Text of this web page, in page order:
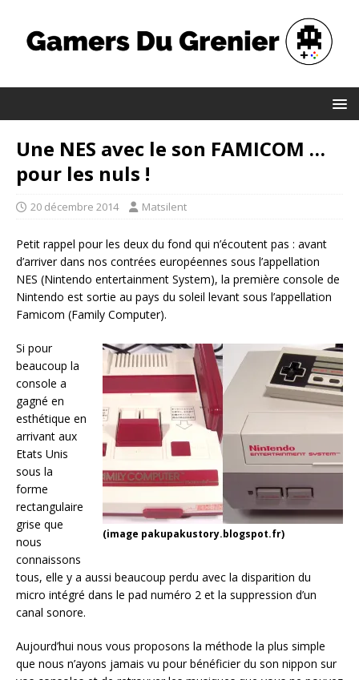
Une NES avec le son FAMICOM …
pour les nuls !
20 décembre 2014 Matsilent
Petit rappel pour les deux du fond qui n’écoutent pas : avant
d’arriver dans nos contrées européennes sous l’appellation
NES (Nintendo entertainment System), la première console de
Nintendo est sortie au pays du soleil levant sous l’appellation
Famicom (Family Computer).
(image pakupakustory.blogspot.fr)
Si pour
beaucoup la
console a
gagné en
esthétique en
arrivant aux
Etats Unis
sous la
forme
rectangulaire
grise que
nous
connaissons
tous, elle y a aussi beaucoup perdu avec la disparition du
micro intégré dans le pad numéro 2 et la suppression d’un
canal sonore.
Aujourd’hui nous vous proposons la méthode la plus simple
que nous n’ayons jamais vu pour bénéficier du son nippon sur